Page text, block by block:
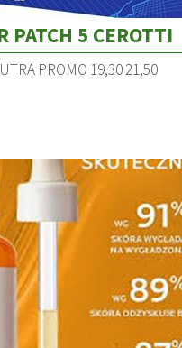
PATCH 5 CEROTTI
PROMO 19,30 21,50